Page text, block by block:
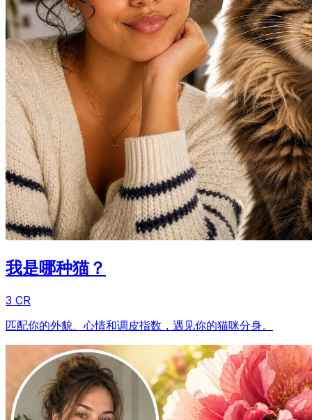
我是哪种猫？
3 CR
匹配你的外貌、心情和调皮指数，遇见你的猫咪分身。